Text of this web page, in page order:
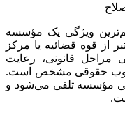
ویژگی یک مؤسسه
از قوه قضائیه یا مرکز
قانونی، رعایت
حقوقی مشخص است.
مؤسسه تلقی می‌شود و